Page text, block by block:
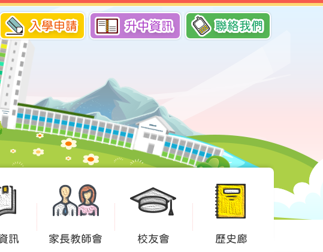
入學申請 升中資訊 聯絡我們
訊 家長教師會 校友會 歷史廊